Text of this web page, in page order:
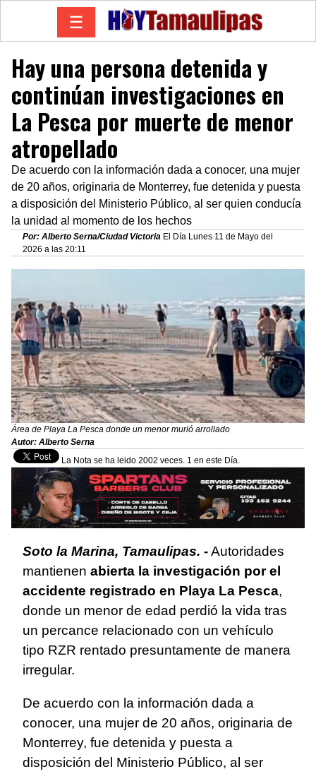
☰
Hay una persona detenida y
continúan investigaciones en
La Pesca por muerte de menor
atropellado
De acuerdo con la información dada a conocer, una mujer
de 20 años, originaria de Monterrey, fue detenida y puesta
a disposición del Ministerio Público, al ser quien conducía
la unidad al momento de los hechos
Por: Alberto Serna/Ciudad Victoria El Día Lunes 11 de Mayo del
2026 a las 20:11
Área de Playa La Pesca donde un menor murió arrollado
Autor: Alberto Serna
La Nota se ha leido 2002 veces. 1 en este Día.
Soto la Marina, Tamaulipas. -Autoridades
mantienen abierta la investigación por el
accidente registrado en Playa La Pesca,
donde un menor de edad perdió la vida tras
un percance relacionado con un vehículo
tipo RZR rentado presuntamente de manera
irregular.
De acuerdo con la información dada a
conocer, una mujer de 20 años, originaria de
Monterrey, fue detenida y puesta a
disposición del Ministerio Público, al ser